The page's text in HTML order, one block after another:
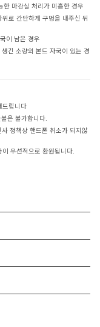
한 마감실 처리가 미흡한 경우
로 간단하게 구멍을 내주신 뒤
이 남은 경우
긴 소량의 본드 자국이 있는 경
드립니다
은 불가합니다.
정책상 핸드폰 취소가 되지않
우선적으로 환원됩니다.